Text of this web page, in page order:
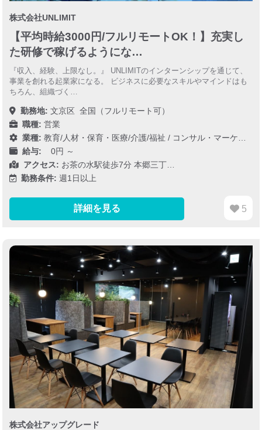
株式会社UNLIMIT
【平均時給3000円/フルリモートOK！】充実し
た研修で稼げるようにな…
『収入、経験、上限なし。』 UNLIMITのインターンシップを通じて、
事業を創れる起業家になる。 ビジネスに必要なスキルやマインドはも
ちろん、組織づく…
勤務地: 文京区 全国（フルリモート可）
職種: 営業
業種: 教育/人材・保育・医療/介護/福祉 / コンサル・マーケティング
給与: 0円 ～
アクセス: お茶の水駅徒歩7分 本郷三丁…
勤務条件: 週1日以上
詳細を見る 5
株式会社アップグレード